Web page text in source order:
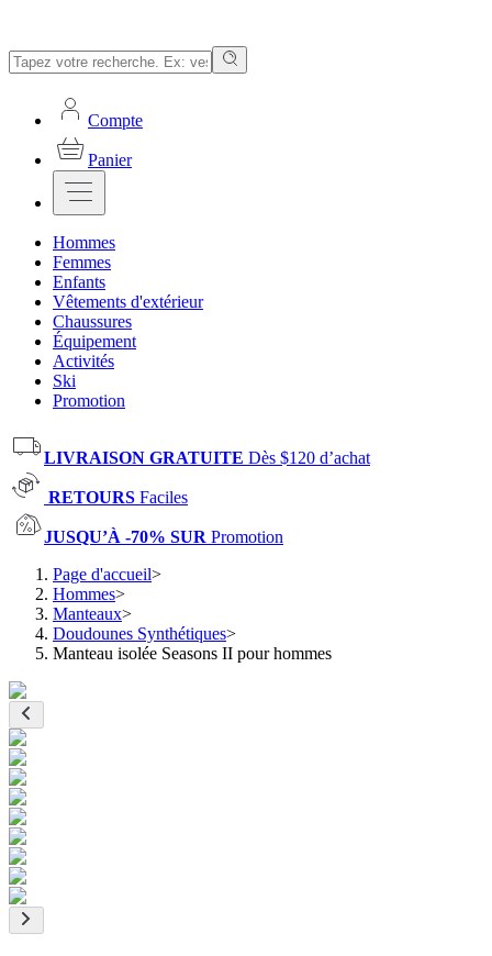
Compte
Panier
Hommes
Femmes
Enfants
Vêtements d'extérieur
Chaussures
Équipement
Activités
Ski
Promotion
LIVRAISON GRATUITE Dès $120 d’achat
RETOURS Faciles
JUSQU’À -70% SUR Promotion
Page d'accueil>
Hommes>
Manteaux>
Doudounes Synthétiques>
Manteau isolée Seasons II pour hommes